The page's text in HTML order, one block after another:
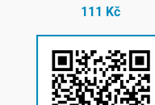
111 Kč